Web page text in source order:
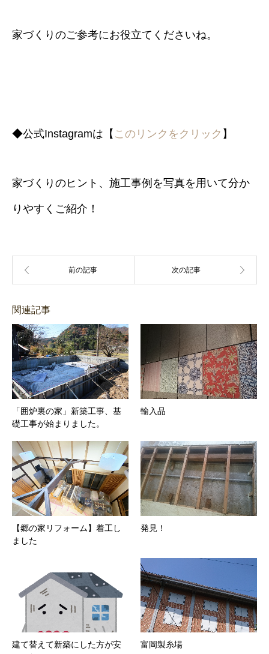
家づくりのご参考にお役立てくださいね。
◆公式Instagramは【 このリンクをクリック 】
家づくりのヒント、施工事例を写真を用いて分か
りやすくご紹介！
関連記事
「囲炉裏の家」新築工事、基
礎工事が始まりました。
輸入品
【郷の家リフォーム】着工し
ました
発見！
建て替えて新築にした方が安
富岡製糸場